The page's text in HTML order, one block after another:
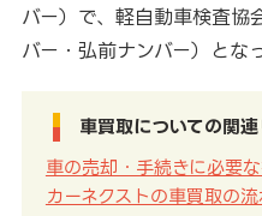
バー）で、軽自動車検査協
バー・弘前ナンバー）とな
車買取についての関連
車の売却・手続きに必要
カーネクストの車買取の流